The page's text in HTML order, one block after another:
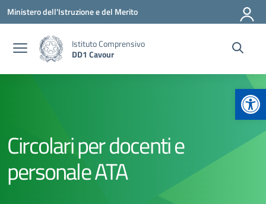
Vai ai contenuti
Vai al menu di navigazione
Vai al footer
Ministero dell'Istruzione e del Merito
Istituto Comprensivo
DD1 Cavour
Circolari per docenti e
personale ATA